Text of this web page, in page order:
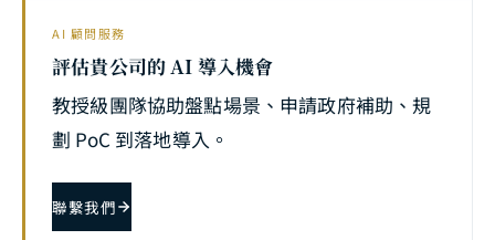
AI 顧問服務
評估貴公司的 AI 導入機會
教授級團隊協助盤點場景、申請政府補助、規
劃 PoC 到落地導入。
聯繫我們